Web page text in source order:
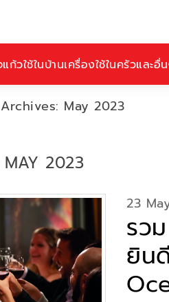
แก้วใช้ในบ้านเครื่องใช้ในครัวและอื่
May 2023
MAY 2023
23
รว
ยิน